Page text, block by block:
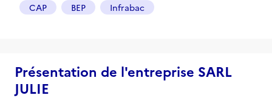
CAP BEP Infrabac
Présentation de l'entreprise SARL
JULIE